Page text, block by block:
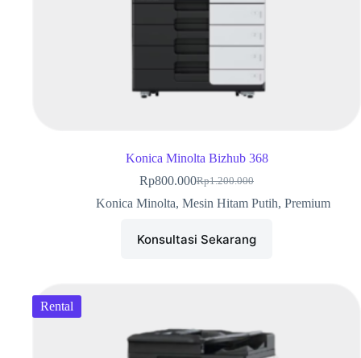
Konica Minolta Bizhub 368
Rp1.200.000
Rp800.000
Konica Minolta, Mesin Hitam Putih, Premium
Konsultasi Sekarang
Rental